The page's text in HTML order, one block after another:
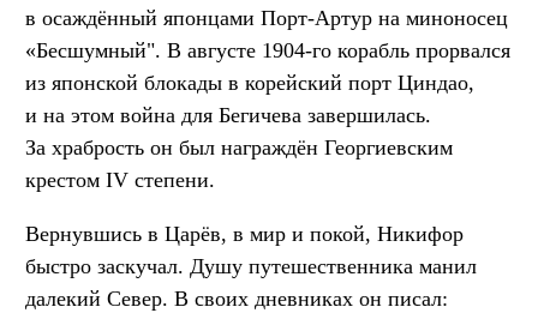
в осаждённый японцами Порт-Артур на миноносец
«Бесшумный". В августе 1904-го корабль прорвался
из японской блокады в корейский порт Циндао,
и на этом война для Бегичева завершилась.
За храбрость он был награждён Георгиевским
крестом IV степени.
Вернувшись в Царёв, в мир и покой, Никифор
быстро заскучал. Душу путешественника манил
далекий Север. В своих дневниках он писал: